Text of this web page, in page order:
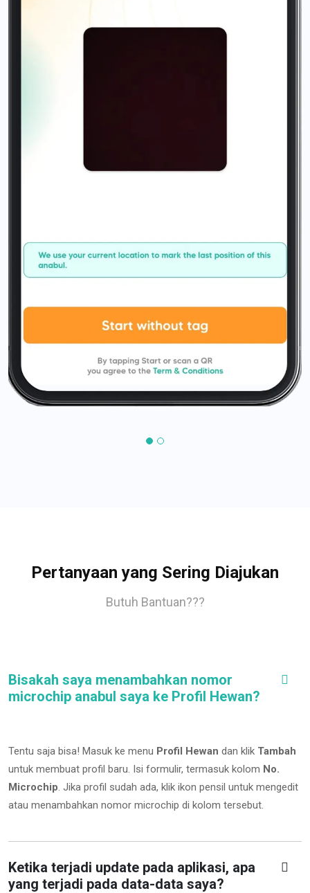
Pertanyaan yang Sering Diajukan
Butuh Bantuan???
Bisakah saya menambahkan nomor
microchip anabul saya ke Profil Hewan?
Tentu saja bisa! Masuk ke menu Profil Hewan dan klik Tambah
untuk membuat profil baru. Isi formulir, termasuk kolom No.
Microchip. Jika profil sudah ada, klik ikon pensil untuk mengedit
atau menambahkan nomor microchip di kolom tersebut.
Ketika terjadi update pada aplikasi, apa
yang terjadi pada data-data saya?